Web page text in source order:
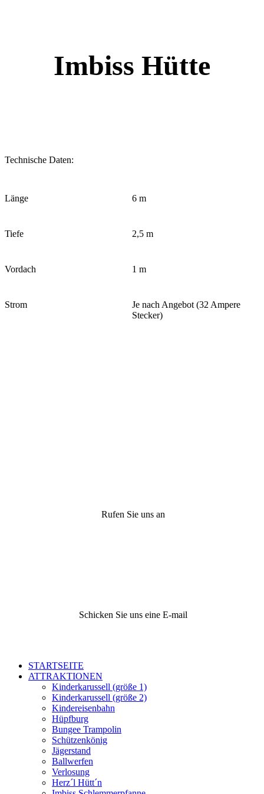
Imbiss Hütte
Technische Daten:
Länge 6 m
Tiefe 2,5 m
Vordach 1 m
Strom
Je nach Angebot (32 Ampere
Stecker)
Rufen Sie uns an
Schicken Sie uns eine E-mail
STARTSEITE
ATTRAKTIONEN
Kinderkarussell (größe 1)
Kinderkarussell (größe 2)
Kindereisenbahn
Hüpfburg
Bungee Trampolin
Schützenkönig
Jägerstand
Ballwerfen
Verlosung
Herz´l Hütt´n